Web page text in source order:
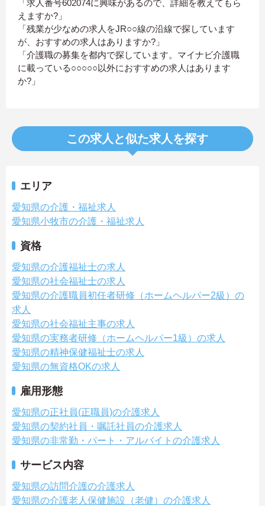
「求人番号602074に興味があるので、詳細を教えてもら
えますか?」
「残業が少なめの求人をJR○○線の沿線で探しています
が、おすすめの求人はありますか?」
「介護職の募集を都内で探しています。マイナビ介護職
に載っている○○○○○以外におすすめの求人はあります
か?」
この求人と似た求人を探す
エリア
愛知県の介護・福祉求人
愛知県小牧市の介護・福祉求人
資格
愛知県の介護福祉士の求人
愛知県の社会福祉士の求人
愛知県の介護職員初任者研修（ホームヘルパー2級）の
求人
愛知県の社会福祉主事の求人
愛知県の実務者研修（ホームヘルパー1級）の求人
愛知県の精神保健福祉士の求人
愛知県の無資格OKの求人
雇用形態
愛知県の正社員(正職員)の介護求人
愛知県の契約社員・嘱託社員の介護求人
愛知県の非常勤・パート・アルバイトの介護求人
サービス内容
愛知県の訪問介護の介護求人
愛知県の介護老人保健施設（老健）の介護求人